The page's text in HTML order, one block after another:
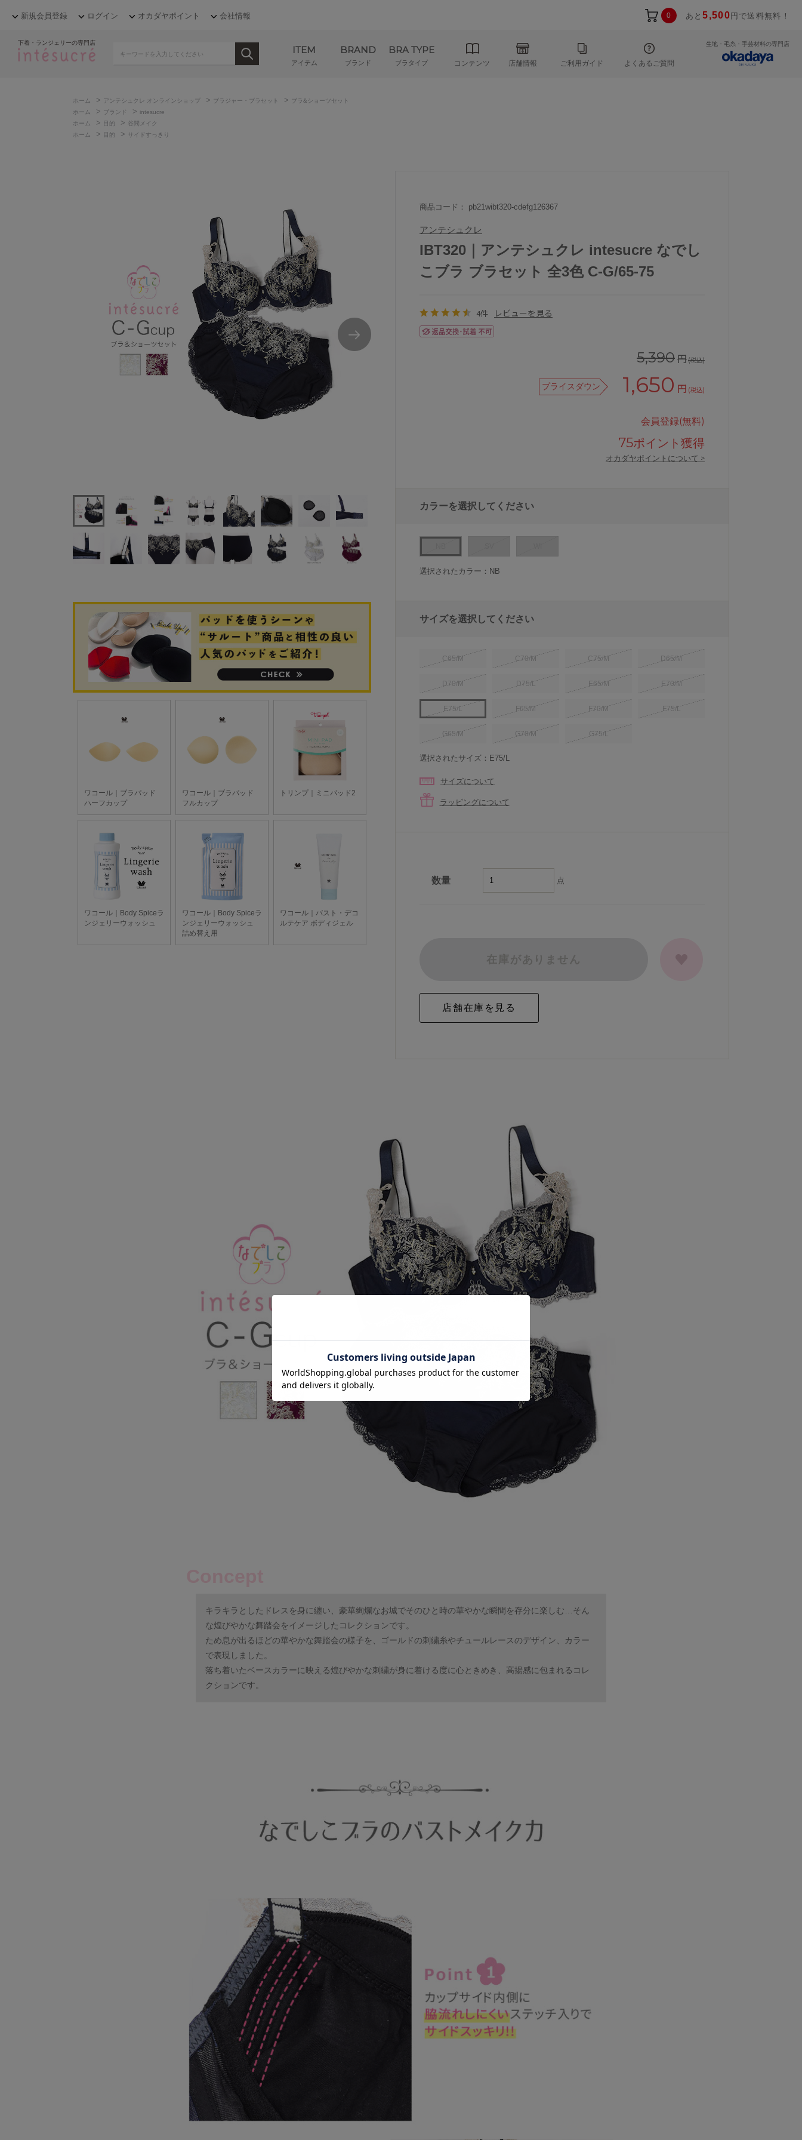
新規会員登録 ログイン オカダヤポイント 会社情報 0 あと5,500 円で送料無料！
下着・ランジェリーの専門店
ITEM
アイテム
BRAND
ブランド
BRA TYPE
ブラタイプ コンテンツ 店舗情報 ご利用ガイド よくあるご質問
生地・毛糸・手芸材料の専門店
ホーム > アンテシュクレ オンラインショップ > ブラジャー・ブラセット >
ブラ&ショーツセット
ホーム
> ブランド > intesucre
ホーム
> 目的 > 谷間メイク
ホーム
> 目的 > サイドすっきり
商品コード： pb21wibt320-cdefg126367
アンテシュクレ
IBT320｜アンテシュクレ intesucre なでし
こブラ ブラセット 全3色 C-G/65-75
4件 レビューを見る
5,390円(税込)
プライスダウン 1,650 円 (税込)
会員登録(無料)
75ポイント獲得
オカダヤポイントについて >
カラーを選択してください
選択されたカラー：NB
サイズを選択してください
C65/M C70/M C75/M D65/M
D70/M D75/L E65/M E70/M
E75/L F65/M F70/M F75/L
G65/M G70/M G75/L
選択されたサイズ：E75/L
サイズについて
ラッピングについて
数量 点
在庫がありません
キラキラとしたドレスを身に纏い、豪華絢爛なお城でそのひと時の華やかな瞬間を存分に楽しむ…そん
な煌びやかな舞踏会をイメージしたコレクションです。
ため息が出るほどの華やかな舞踏会の様子を、ゴールドの刺繍糸やチュールレースのデザイン、カラー
で表現しました。
落ち着いたベースカラーに映える煌びやかな刺繍が身に着ける度に心ときめき、高揚感に包まれるコレ
クションです。